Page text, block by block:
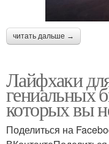
читать дальше →
Лайфхаки
гениальных
которых вы
Поделиться на